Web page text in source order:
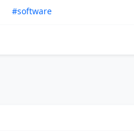
#software